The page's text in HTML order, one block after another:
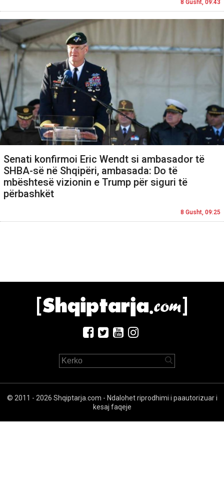
8 Gusht, 09:43
Senati konfirmoi Eric Wendt si ambasador të
SHBA-së në Shqipëri, ambasada: Do të
mbështesë vizionin e Trump për siguri të
përbashkët
8 Gusht, 09:25
© 2011 - 2026 Shqiptarja.com - Ndalohet riprodhimi i paautorizuar i
kesaj faqeje